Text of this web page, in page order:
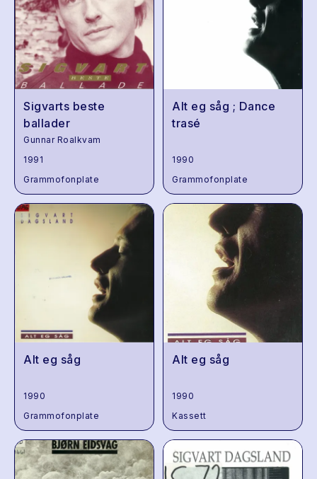
Sigvarts beste
ballader
Gunnar Roalkvam
1991
Grammofonplate
Alt eg såg ; Dance
trasé
1990
Grammofonplate
Alt eg såg
1990
Grammofonplate
Alt eg såg
1990
Kassett